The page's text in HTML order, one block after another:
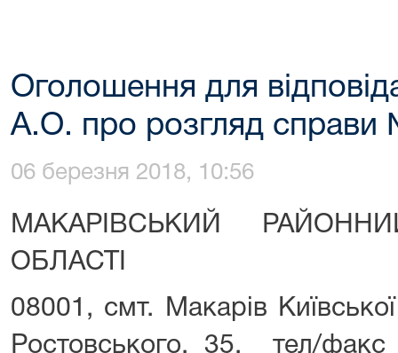
Оголошення для
А.О. про розгляд
06 березня 2018, 10:56
МАКАРІВСЬКИЙ
ОБЛАСТІ
08001, смт. Макарів
Ростовського, 35, тел/